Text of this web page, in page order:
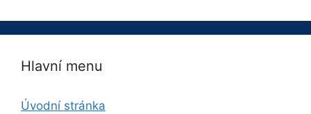
Hlavní menu
Úvodní stránka